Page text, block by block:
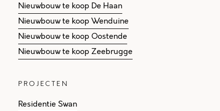
Nieuwbouw te koop De Haan
Nieuwbouw te koop Wenduine
Nieuwbouw te koop Oostende
Nieuwbouw te koop Zeebrugge
PROJECTEN
Residentie Swan